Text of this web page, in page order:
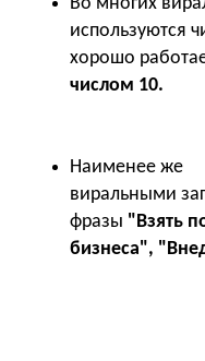
используются
хорошо
числом 10.
Наименее же
виральными
фразы "Взять
бизнеса",